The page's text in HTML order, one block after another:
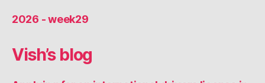
2026 - week29
Vish’s blog